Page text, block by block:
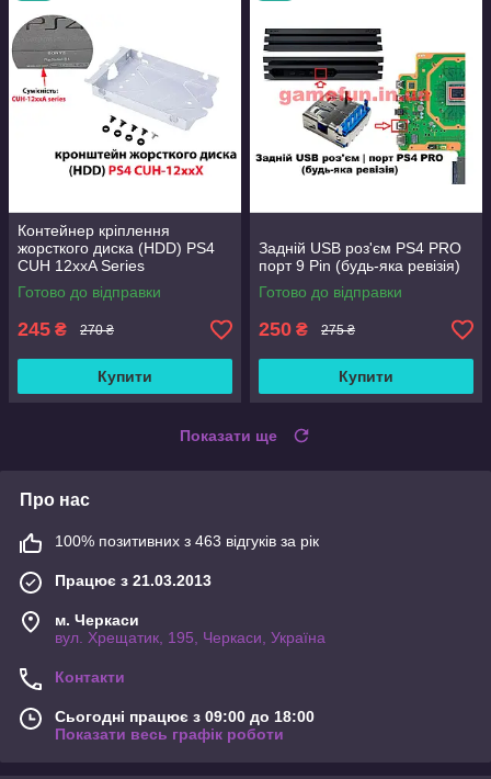
Контейнер кріплення
жорсткого диска (HDD) PS4
CUH 12xxA Series
Готово до відправки
245 ₴ 270 ₴
Купити
Задній USB роз'єм PS4 PRO
порт 9 Pin (будь-яка ревізія)
Готово до відправки
250 ₴ 275 ₴
Купити
Показати ще
Про нас
100% позитивних з 463 відгуків за рік
Працює з 21.03.2013
м. Черкаси
вул. Хрещатик, 195, Черкаси, Україна
Контакти
Сьогодні працює з 09:00 до 18:00
Показати весь графік роботи